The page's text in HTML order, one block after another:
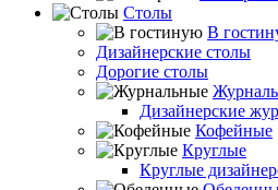
Столы
В
Дизайнерские столы
Дорогие столы
Дизайнерские
Кофейные
Круглые
Круглые